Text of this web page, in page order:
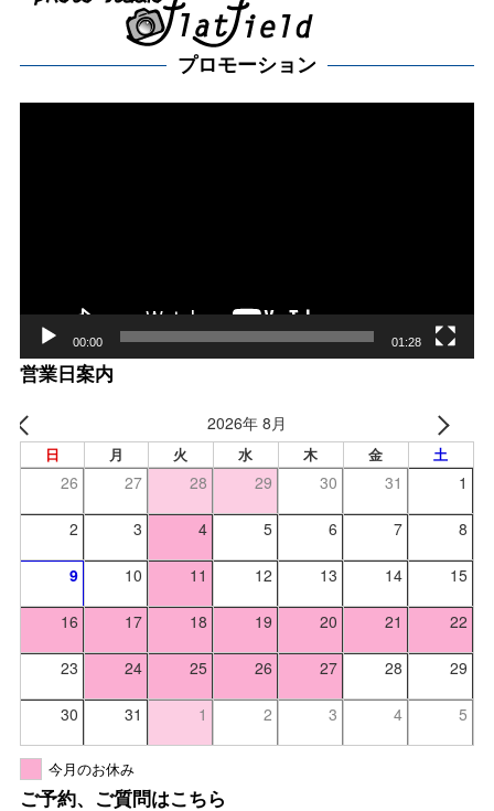
プロモーション
00:00 01:28
営業日案内
2026年 8月
日 月 火 水 木 金 土
26 27 28 29 30 31 1
2 3 4 5 6 7 8
9 10 11 12 13 14 15
16 17 18 19 20 21 22
23 24 25 26 27 28 29
30 31 1 2 3 4 5
今月のお休み
ご予約、ご質問はこちら